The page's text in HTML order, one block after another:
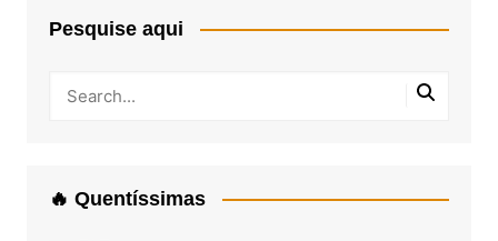
Pesquise aqui
🔥 Quentíssimas